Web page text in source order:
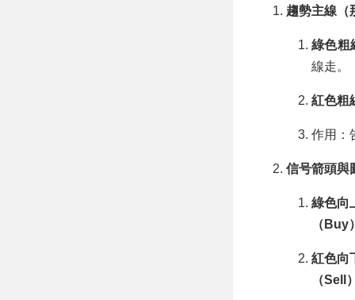
趨勢主線（
綠色粗
線走。
紅色粗
作用：
信号箭頭與
綠色向
（Buy
紅色向
（Sell